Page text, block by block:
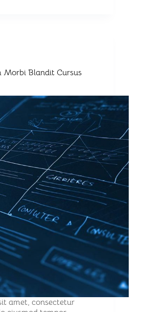
Morbi Blandit Cursus
amet, consectetur